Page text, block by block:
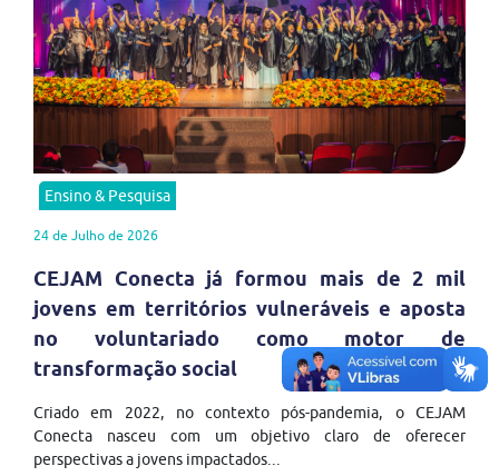
Ensino & Pesquisa
24 de Julho de 2026
CEJAM Conecta já formou mais de 2 mil
jovens em territórios vulneráveis e aposta
no voluntariado como motor de
transformação social
Criado em 2022, no contexto pós-pandemia, o CEJAM
Conecta nasceu com um objetivo claro de oferecer
perspectivas a jovens impactados...